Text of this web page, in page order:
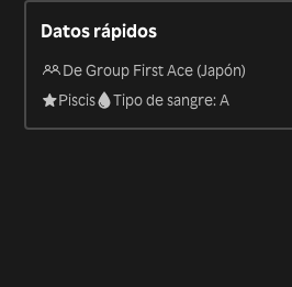
Datos rápidos
De Group First Ace (Japón)
Piscis
Tipo de sangre: A